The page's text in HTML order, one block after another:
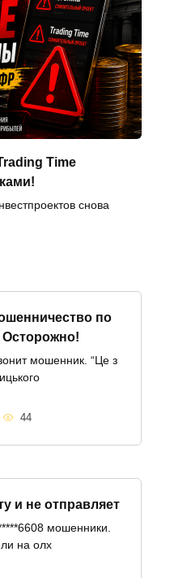
Time
снова
по
мошенник. “Це з
44
и не отправляет
мошенники.
на олх